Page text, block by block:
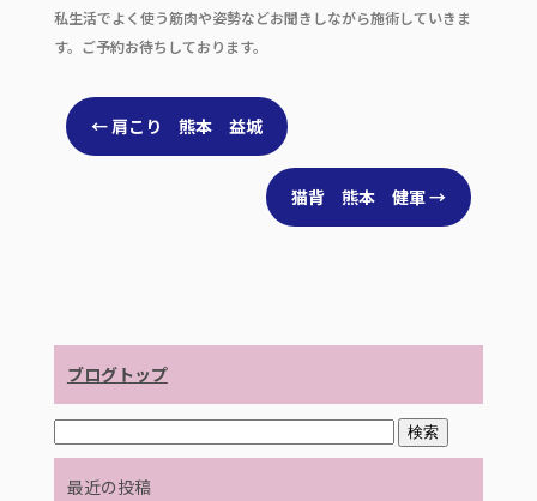
私生活でよく使う筋肉や姿勢などお聞きしながら施術していきま
す。ご予約お待ちしております。
←肩こり 熊本 益城
猫背 熊本 健軍→
ブログトップ
最近の投稿